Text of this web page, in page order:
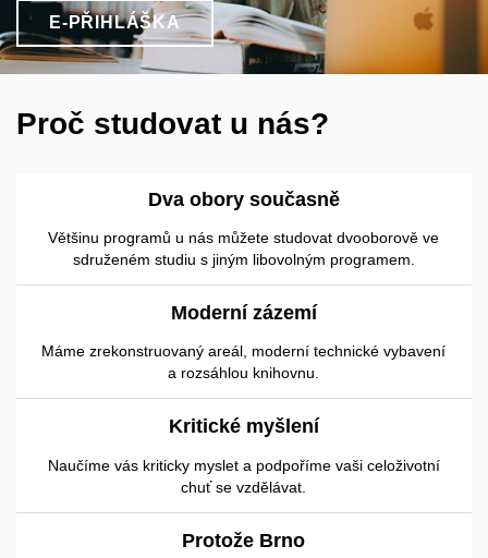
E-PŘIHLÁŠKA
Proč studovat u nás?
Dva obory současně
Většinu programů u nás můžete studovat dvooborově ve
sdruženém studiu s jiným libovolným programem.
Moderní zázemí
Máme zrekonstruovaný areál, moderní technické vybavení
a rozsáhlou knihovnu.
Kritické myšlení
Naučíme vás kriticky myslet a podpoříme vaši celoživotní
chuť se vzdělávat.
Protože Brno